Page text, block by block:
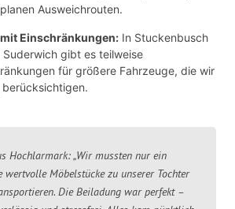
Ausweichrouten.
Einschränkungen: In Stuckenbusch
Suderwich gibt es teilweise
für größere Fahrzeuge, die wir
Hochlarmark: „Wir mussten nur ein
Möbelstücke zu unserer Tochter
Die Beiladung war perfekt –